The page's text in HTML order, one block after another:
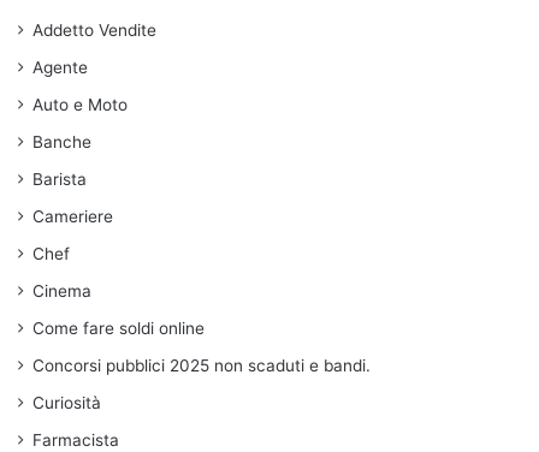
Addetto Vendite
Agente
Auto e Moto
Banche
Barista
Cameriere
Chef
Cinema
Come fare soldi online
Concorsi pubblici 2025 non scaduti e bandi.
Curiosità
Farmacista